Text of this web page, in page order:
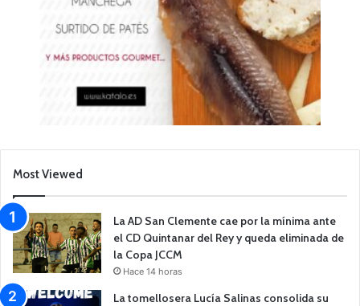
Most Viewed
La AD San Clemente cae por la mínima ante
el CD Quintanar del Rey y queda eliminada de
la Copa JCCM
Hace 14 horas
La tomellosera Lucía Salinas consolida su